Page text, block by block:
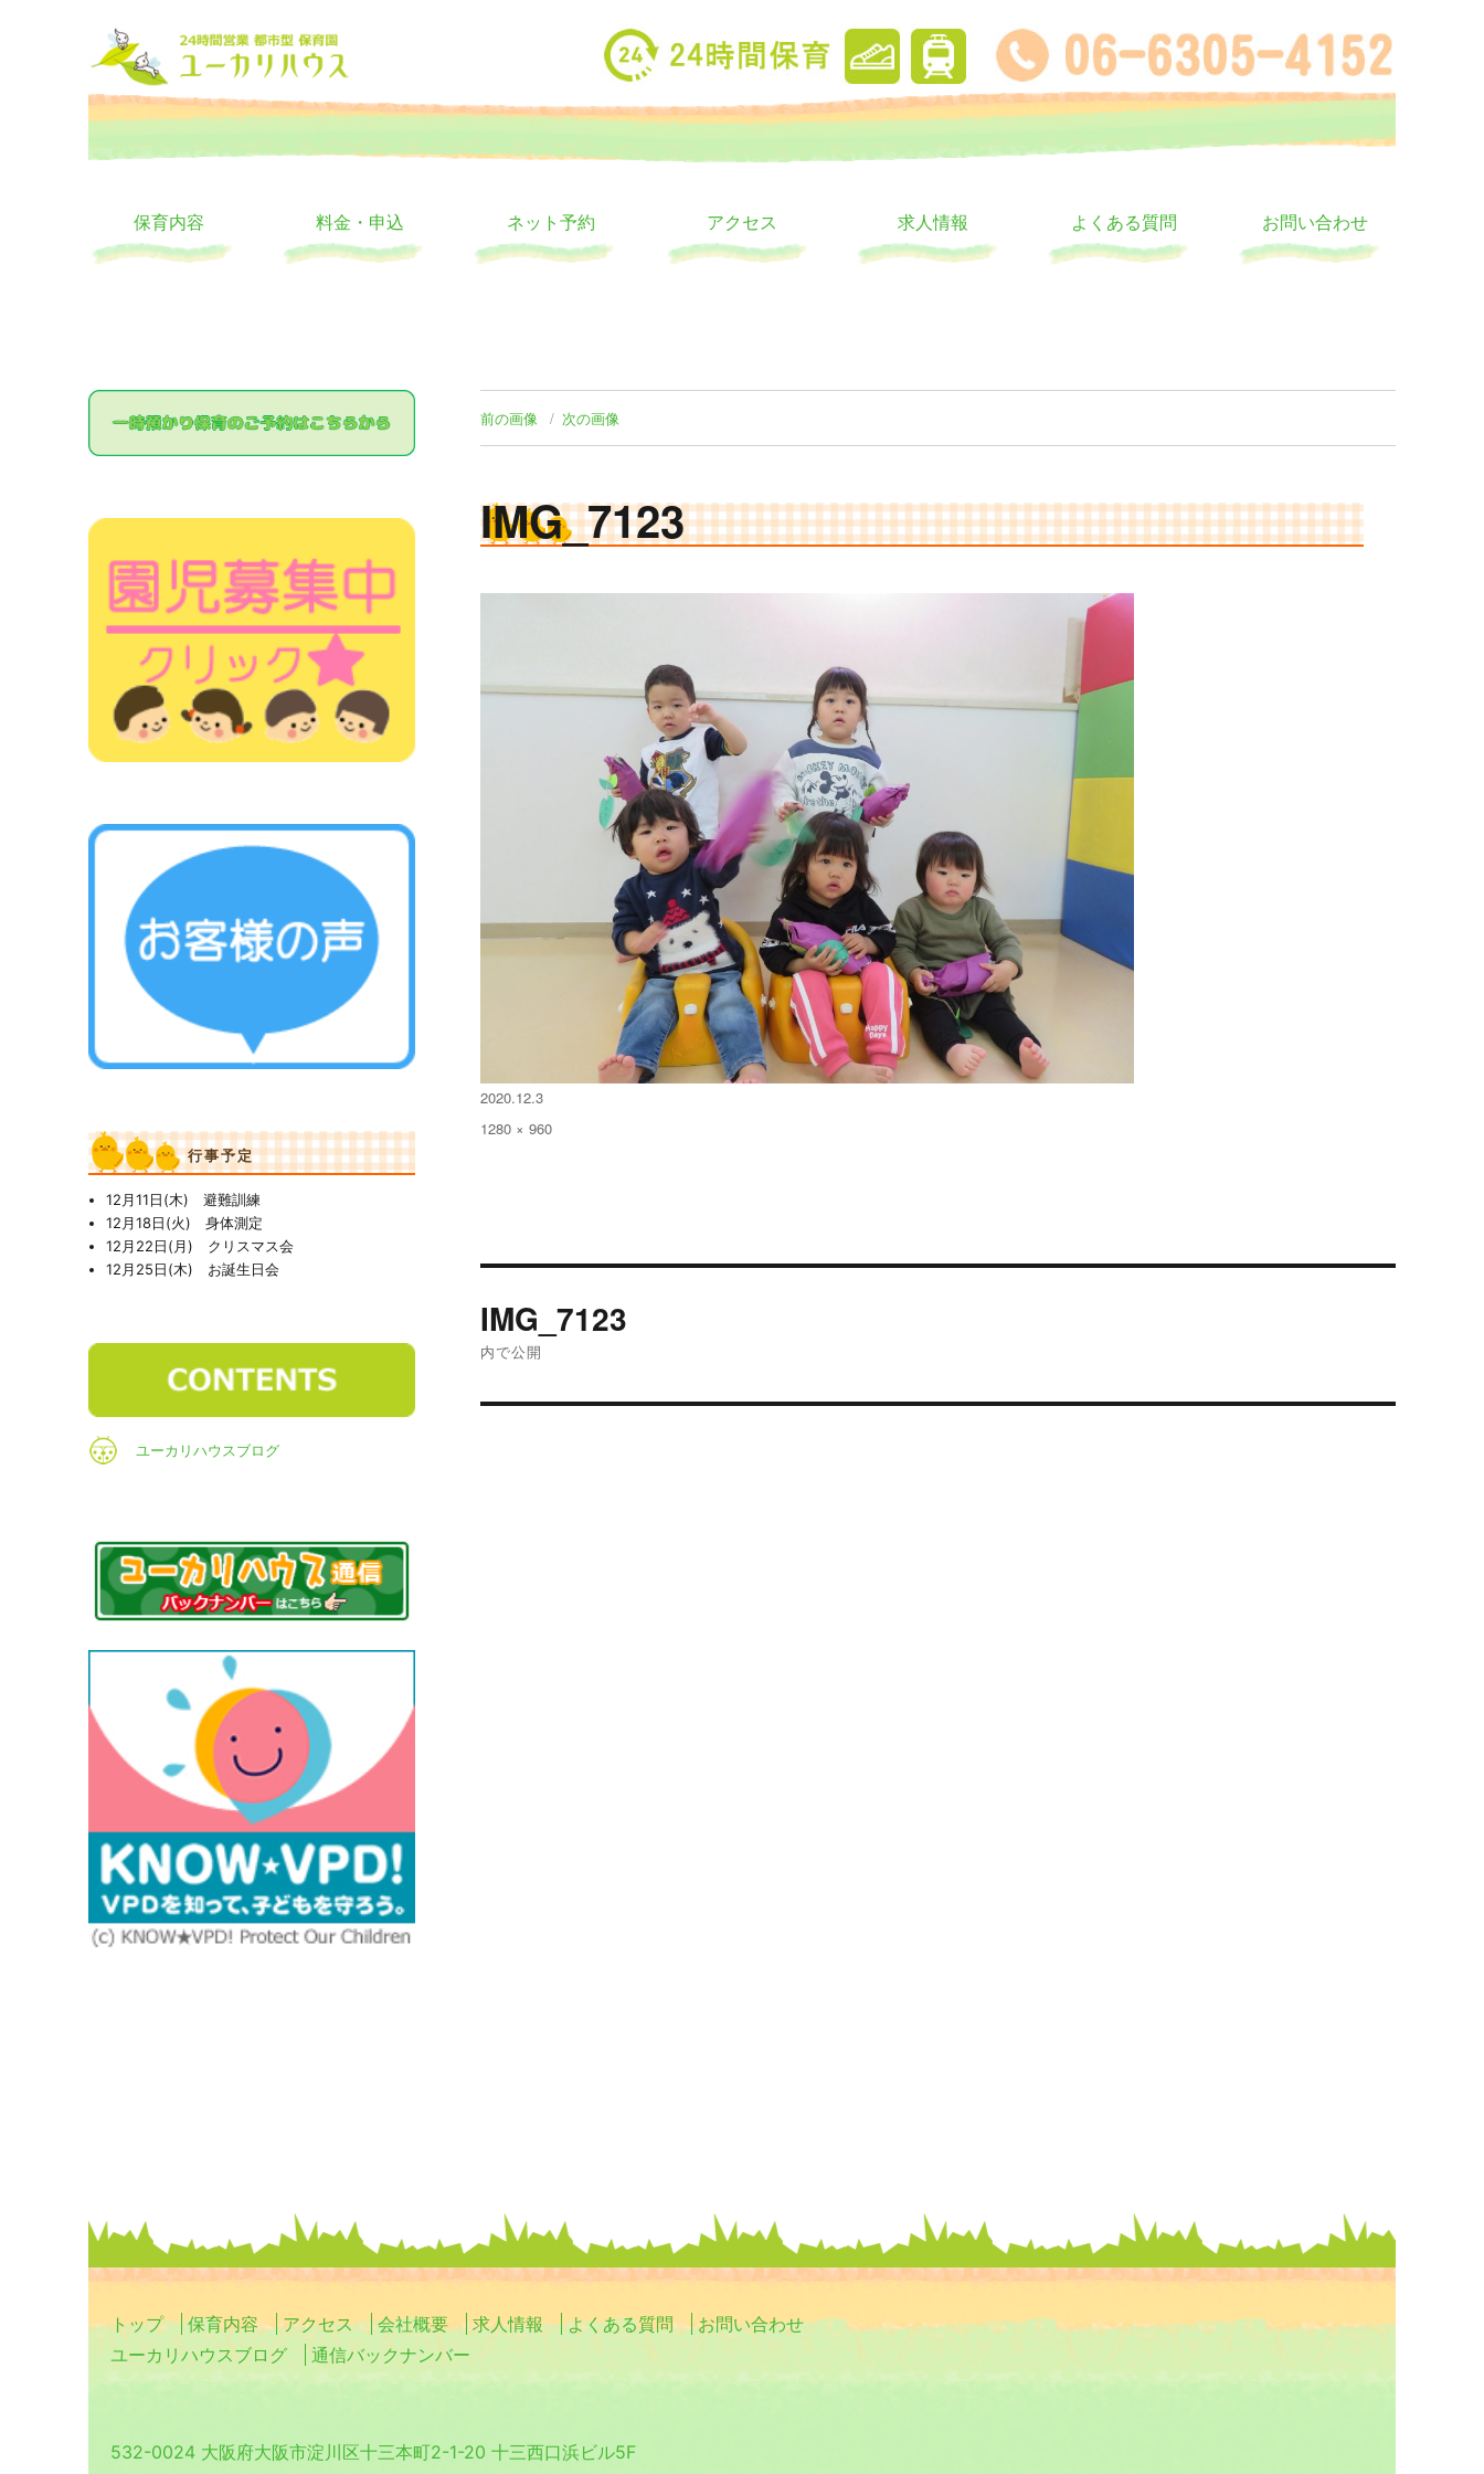
24時間託児所 ユーカリハウス
大阪の24時間託児所 ユーカリハウス 月極 一時保育 一時預かり
保育内容 料金・申込 ネット予約 アクセス 求人情報 よくある質問 お問い合わせ
前の画像 次の画像
IMG_7123
投
稿
2020.12.3
フ
1280 × 960
稿
IMG_7123
内で公開
行事予定
12月11日(木) 避難訓練
12月18日(火) 身体測定
12月22日(月) クリスマス会
12月25日(木) お誕生日会
ユーカリハウスブログ
トップ 保育内容 アクセス 会社概要 求人情報 よくある質問
お問い合わせ
ユーカリハウスブログ
通信バックナンバー
532-0024 大阪府大阪市淀川区十三本町2-1-20 十三西口浜ビル5F